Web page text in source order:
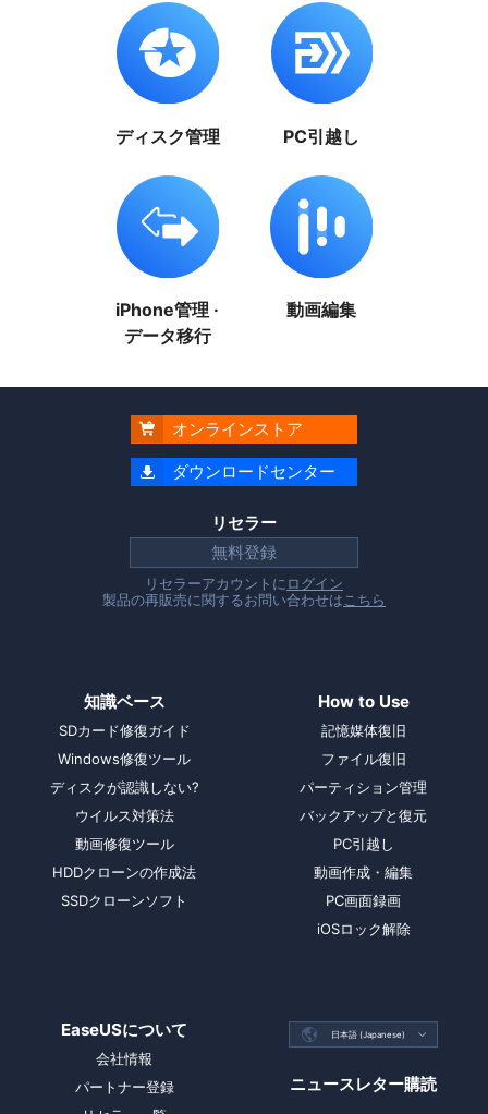
ディスク管理 PC引越し
iPhone管理 ·
データ移行
動画編集
 オンラインストア
 ダウンロードセンター
リセラー
無料登録
リセラーアカウントに ログイン
製品の再販売に関するお問い合わせは こちら
知識ベース
SDカード修復ガイド
Windows修復ツール
ディスクが認識しない?
ウイルス対策法
動画修復ツール
HDDクローンの作成法
SSDクローンソフト
How to Use
記憶媒体復旧
ファイル復旧
パーティション管理
バックアップと復元
PC引越し
動画作成・編集
PC画面録画
iOSロック解除
EaseUSについて
会社情報
パートナー登録
 日本語 (Japanese) 
ニュースレター購読